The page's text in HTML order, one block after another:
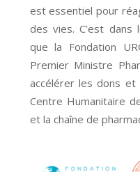
est essentiel pour
des vies. C’est
que la Fondation
Premier Ministre
accélérer les dons et
Centre Humanitaire
et la chaîne de